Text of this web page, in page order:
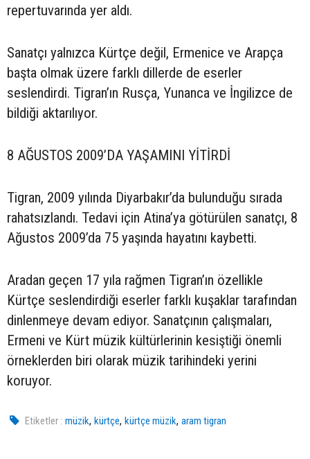
repertuvarında yer aldı.
Sanatçı yalnızca Kürtçe değil, Ermenice ve Arapça
başta olmak üzere farklı dillerde de eserler
seslendirdi. Tigran’ın Rusça, Yunanca ve İngilizce de
bildiği aktarılıyor.
8 AĞUSTOS 2009’DA YAŞAMINI YİTİRDİ
Tigran, 2009 yılında Diyarbakır’da bulunduğu sırada
rahatsızlandı. Tedavi için Atina’ya götürülen sanatçı, 8
Ağustos 2009’da 75 yaşında hayatını kaybetti.
Aradan geçen 17 yıla rağmen Tigran’ın özellikle
Kürtçe seslendirdiği eserler farklı kuşaklar tarafından
dinlenmeye devam ediyor. Sanatçının çalışmaları,
Ermeni ve Kürt müzik kültürlerinin kesiştiği önemli
örneklerden biri olarak müzik tarihindeki yerini
koruyor.
Etiketler : müzik,kürtçe,kürtçe müzik,aram tigran